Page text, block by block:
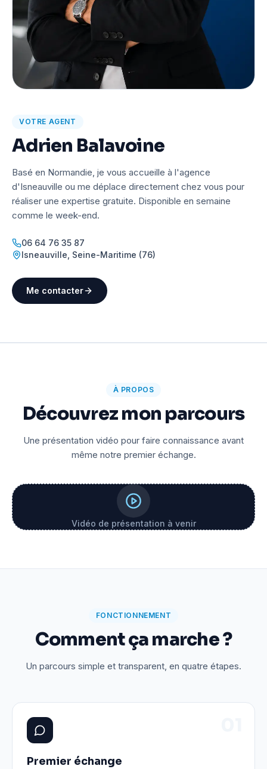
VOTRE AGENT
Adrien Balavoine
Basé en Normandie, je vous accueille à l'agence
d'Isneauville ou me déplace directement chez vous pour
réaliser une expertise gratuite. Disponible en semaine
comme le week-end.
06 64 76 35 87
Isneauville Seine-Maritime (76)
Me contacter
À PROPOS
Découvrez mon parcours
Une présentation vidéo pour faire connaissance avant
même notre premier échange.
Vidéo de présentation à venir
FONCTIONNEMENT
Comment ça marche ?
Un parcours simple et transparent, en quatre étapes.
Premier échange